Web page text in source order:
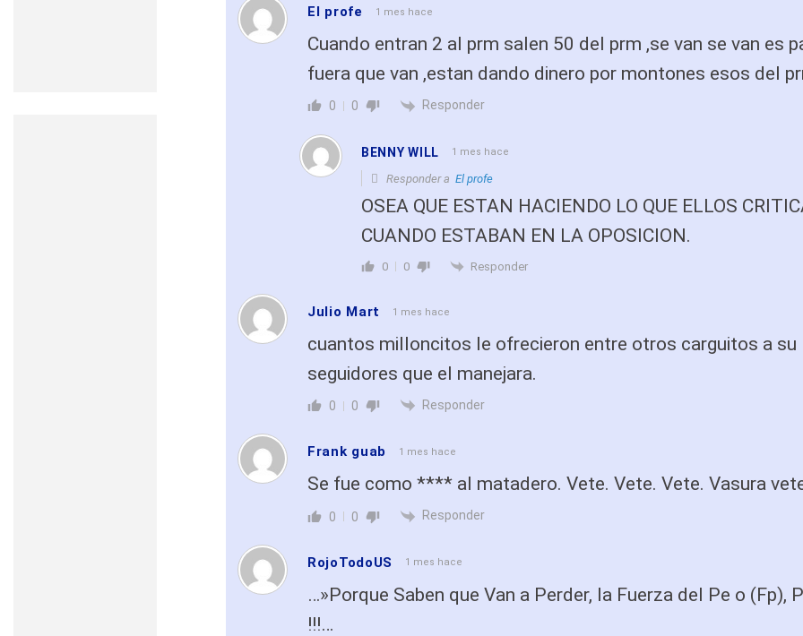
El profe 1 mes hace
Cuando entran 2 al prm salen 50 del prm ,se van se van es
fuera que van ,estan dando dinero por montones esos del
0 0 Responder
BENNY WILL 1 mes hace
Responder a El profe
OSEA QUE ESTAN HACIENDO LO QUE ELLOS
CUANDO ESTABAN EN LA OPOSICION.
0 0 Responder
Julio Mart 1 mes hace
cuantos milloncitos le ofrecieron entre otros carguitos a su
seguidores que el manejara.
0 0 Responder
Frank guab 1 mes hace
Se fue como **** al matadero. Vete. Vete. Vete. Vasura
0 0 Responder
RojoTodoUS 1 mes hace
…»Porque Saben que Van a Perder, la Fuerza del Pe o (Fp),
!!!…